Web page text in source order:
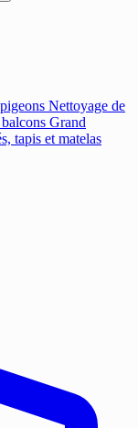
Nettoyage de
Grand
tapis et matelas